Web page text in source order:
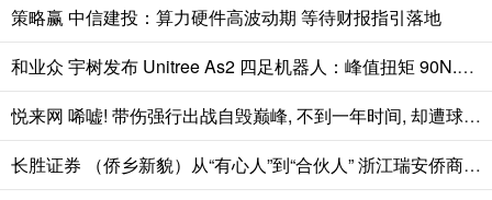
策略赢 中信建投：算力硬件高波动期 等待财报指引落地
和业众 宇树发布 Unitree As2 四足机器人：峰值扭矩 90N.m，续航超 13km
悦来网 唏嘘! 带伤强行出战自毁巅峰, 不到一年时间, 却遭球队无情抛弃
长胜证券 （侨乡新貌）从“有心人”到“合伙人” 浙江瑞安侨商与家乡共寻机